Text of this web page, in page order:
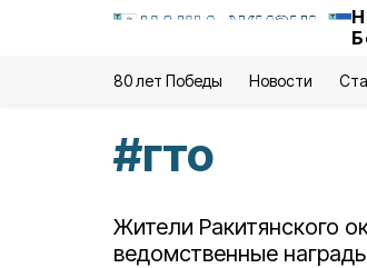
80 лет Победы Новости
#гто
Жители Ракитянского
ведомственные